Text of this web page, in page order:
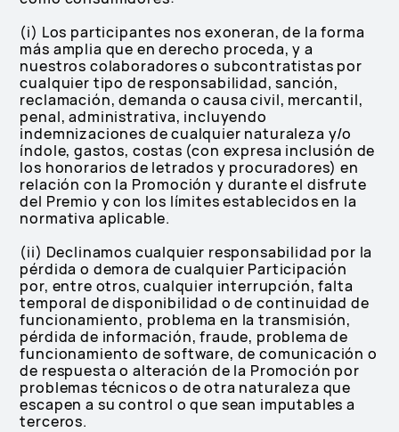
(i) Los participantes nos exoneran, de la forma
más amplia que en derecho proceda, y a
nuestros colaboradores o subcontratistas por
cualquier tipo de responsabilidad, sanción,
reclamación, demanda o causa civil, mercantil,
penal, administrativa, incluyendo
indemnizaciones de cualquier naturaleza y/o
índole, gastos, costas (con expresa inclusión de
los honorarios de letrados y procuradores) en
relación con la Promoción y durante el disfrute
del Premio y con los límites establecidos en la
normativa aplicable.
(ii) Declinamos cualquier responsabilidad por la
pérdida o demora de cualquier Participación
por, entre otros, cualquier interrupción, falta
temporal de disponibilidad o de continuidad de
funcionamiento, problema en la transmisión,
pérdida de información, fraude, problema de
funcionamiento de software, de comunicación o
de respuesta o alteración de la Promoción por
problemas técnicos o de otra naturaleza que
escapen a su control o que sean imputables a
terceros.